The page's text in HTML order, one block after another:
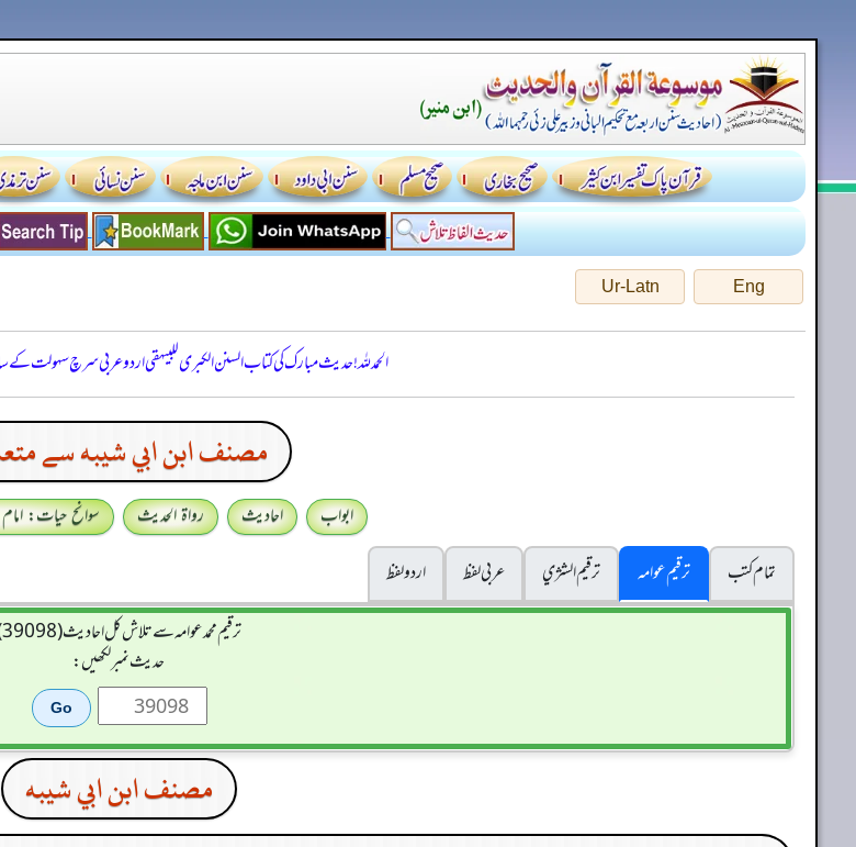
Eng
Ur-Latn
الحمدللہ! حدیث مبارک کی کتاب السنن الكبرى للبيهقي اردو عربی سرچ سہولت
مصنف ابن ابي شيبه سے
ابواب احادیث رواۃ الحدیث
سوانح حیات: امام
تمام کتب
ترقیم عوامہ ترقيم الشژي عربی لفظ
اردو لفظ
ترقیم محمدعوامہ سے تلاش کل احادیث (39098)
حدیث نمبر لکھیں:
مصنف ابن ابي شيبه